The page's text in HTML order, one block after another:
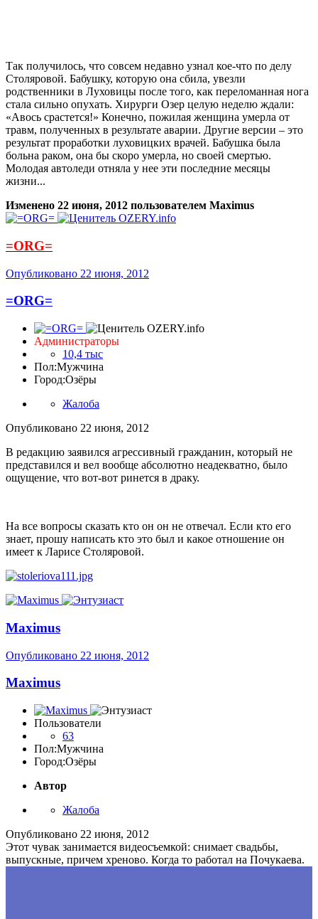
Так получилось, что совсем недавно узнал кое-что по делу
Столяровой. Бабушку, которую она сбила, увезли
родственники в Луховицы после того, как переломанная нога
стала сильно опухать. Хирурги Озер целую неделю ждали:
«Авось срастется!» Конечно, пожилая женщина умерла от
травм, полученных в результате аварии. Другие версии – это
результат проработки луховицких врачей. Бабушка была
больна раком, она бы скоро умерла, но своей смертью.
Молодая автоледи отняла у нее эти последние месяцы
жизни...
Изменено 22 июня, 2012 пользователем Maximus
=ORG=
Опубликовано 22 июня, 2012
=ORG=
Администраторы
10,4 тыс
Пол:Мужчина
Город:Озёры
Жалоба
Опубликовано 22 июня, 2012
В редакцию заявился агрессивный гражданин, который не
представился и вел вообще абсолютно неадекватно, было
ощущение, что вот-вот ринется в драку.
На все вопросы сказать кто он он не отвечал. Если кто его
знает, прошу написать кто это был и какое отношение он
имеет к Ларисе Столяровой.
Maximus
Опубликовано 22 июня, 2012
Maximus
Пользователи
63
Пол:Мужчина
Город:Озёры
Автор
Жалоба
Опубликовано 22 июня, 2012
Этот чувак занимается видеосъемкой: снимает свадьбы,
выпускные, причем хреново. Когда то работал на Почукаева.